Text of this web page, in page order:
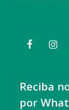
Reciba
por